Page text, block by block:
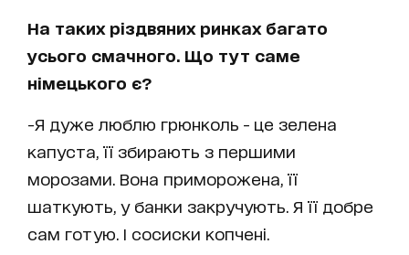
На таких різдвяних ринках багато
усього смачного. Що тут саме
німецького є?
-Я дуже люблю грюнколь - це зелена
капуста, її збирають з першими
морозами. Вона приморожена, її
шаткують, у банки закручують. Я її добре
сам готую. І сосиски копчені.